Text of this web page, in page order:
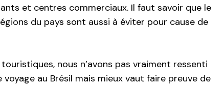
et centres commerciaux. Il faut savoir que le
du pays sont aussi à éviter pour cause de
nous n’avons pas vraiment ressenti
au Brésil mais mieux vaut faire preuve de